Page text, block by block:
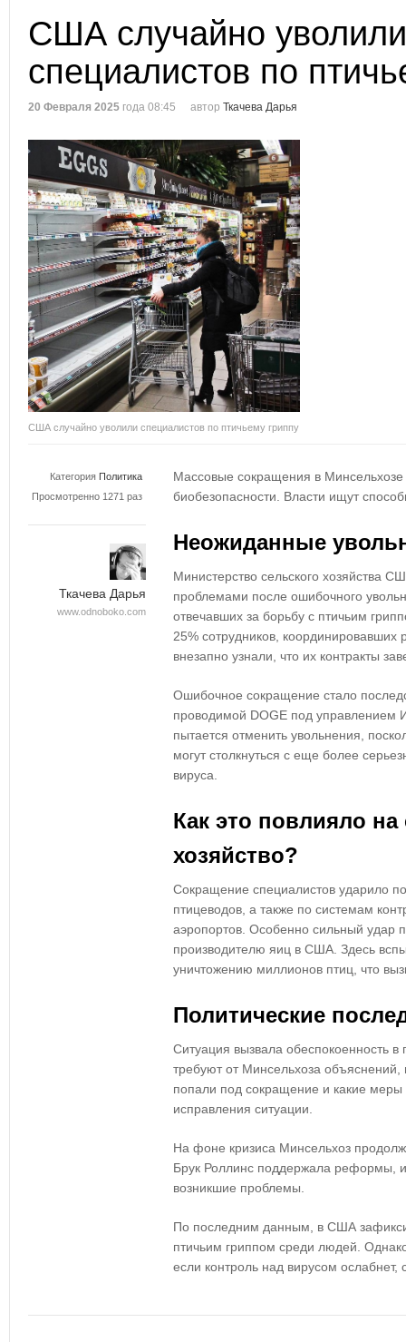
США случайно уволили
специалистов по
20 Февраля 2025 года 08:45 автор Ткачева Дарья
США случайно уволили специалистов по птичьему гриппу
Категория Политика
Просмотренно 1271 раз
Ткачева Дарья
www.odnoboko.com
Массовые сокращения в
биобезопасности. Власти ищут
Неожиданные
Министерство сельского хозяйства
проблемами после ошибочного
отвечавших за борьбу с птичьим
25% сотрудников , координировавших
внезапно узнали, что их контракты
Ошибочное сокращение стало
проводимой DOGE под управлением
пытается отменить увольнения ,
могут столкнуться с еще более
вируса.
Как это повлияло на
хозяйство?
Сокращение специалистов ударило
птицеводов , а также по системам
аэропортов . Особенно сильный удар
производителю яиц в США . Здесь
уничтожению миллионов птиц , что
Политические
Ситуация вызвала обеспокоенность в
требуют от Минсельхоза объяснений
попали под сокращение и какие меры
исправления ситуации.
На фоне кризиса Минсельхоз
Брук Роллинс поддержала реформы,
возникшие проблемы.
По последним данным, в США
птичьим гриппом среди людей .
если контроль над вирусом ослабнет,